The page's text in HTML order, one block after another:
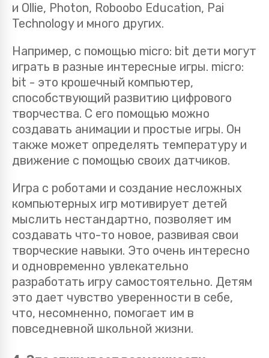
и Ollie, Photon, Roboobo Education, Pai
Technology и много других.
Например, с помощью micro: bit дети могут
играть в разные интересные игры. micro:
bit - это крошечный компьютер,
способствующий развитию цифрового
творчества. С его помощью можно
создавать анимации и простые игры. Он
также может определять температуру и
движение с помощью своих датчиков.
Игра с роботами и создание несложных
компьютерных игр мотивирует детей
мыслить нестандартно, позволяет им
создавать что-то новое, развивая свои
творческие навыки. Это очень интересно
и одновременно увлекательно
разработать игру самостоятельно. Детям
это дает чувство уверенности в себе,
что, несомненно, помогает им в
повседневной школьной жизни.